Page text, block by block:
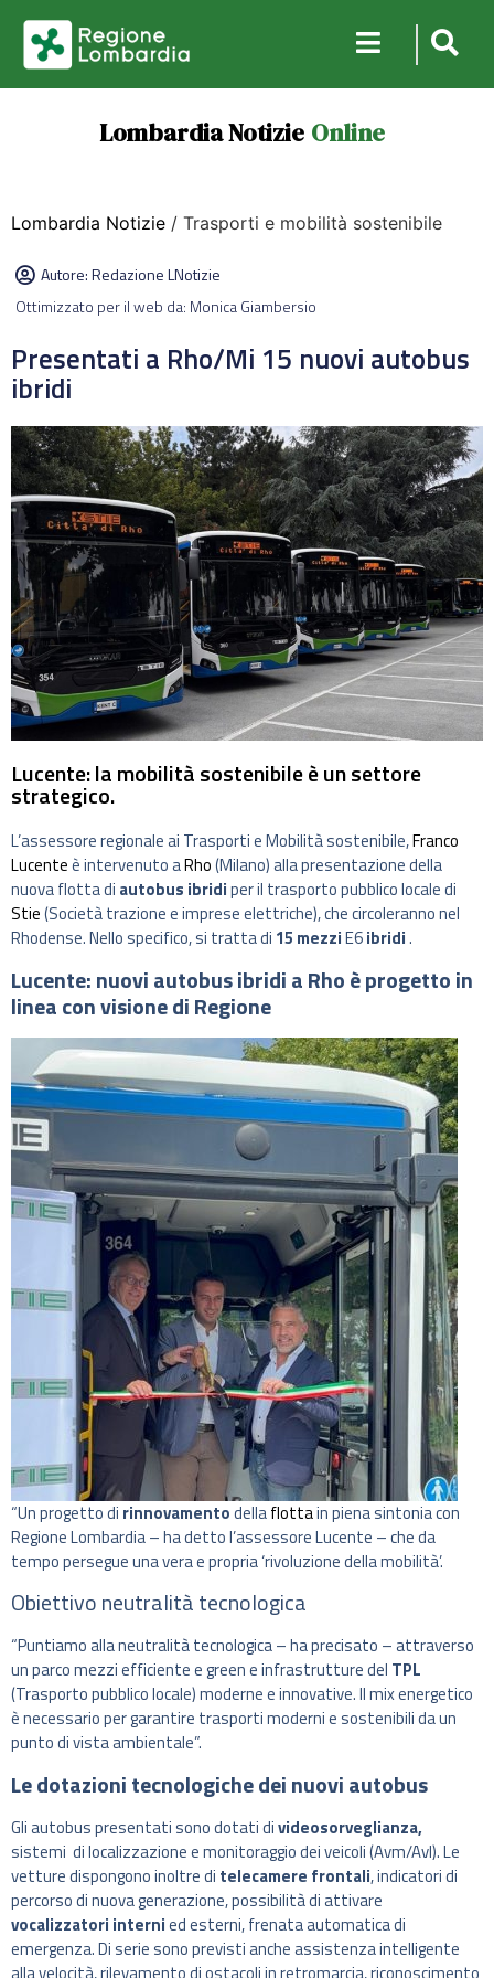
Lombardia Notizie Online
Lombardia Notizie / Trasporti e mobilità sostenibile
Autore:Redazione LNotizie
Ottimizzato per il web da: Monica Giambersio
Presentati a Rho/Mi 15 nuovi autobus
ibridi
Lucente: la mobilità sostenibile è un settore
strategico.
L’assessore regionale ai Trasporti e Mobilità sostenibile,Franco
Lucenteè intervenuto aRho(Milano) alla presentazione della
nuova flotta di autobus ibridiper il trasporto pubblico locale di
Stie(Società trazione e imprese elettriche), che circoleranno nel
Rhodense. Nello specifico, si tratta di 15 mezziE6ibridi.
Lucente: nuovi autobus ibridi a Rho è progetto in
linea con visione di Regione
“Un progetto di rinnovamentodellaflottain piena sintonia con
Regione Lombardia – ha detto l’assessore Lucente – che da
tempo persegue una vera e propria ‘rivoluzione della mobilità’.
Obiettivo neutralità tecnologica
“Puntiamo alla neutralità tecnologica – ha precisato – attraverso
un parco mezzi efficiente e green e infrastrutture del TPL
(Trasporto pubblico locale) moderne e innovative. Il mix energetico
è necessario per garantire trasporti moderni e sostenibili da un
punto di vista ambientale”.
Le dotazioni tecnologiche dei nuovi autobus
Gli autobus presentati sono dotati divideosorveglianza,
sistemi di localizzazione e monitoraggio dei veicoli (Avm/Avl). Le
vetture dispongono inoltre di telecamere frontali, indicatori di
percorso di nuova generazione, possibilità di attivare
vocalizzatori internied esterni, frenata automatica di
emergenza. Di serie sono previsti anche assistenza intelligente
alla velocità, rilevamento di ostacoli in retromarcia, riconoscimento